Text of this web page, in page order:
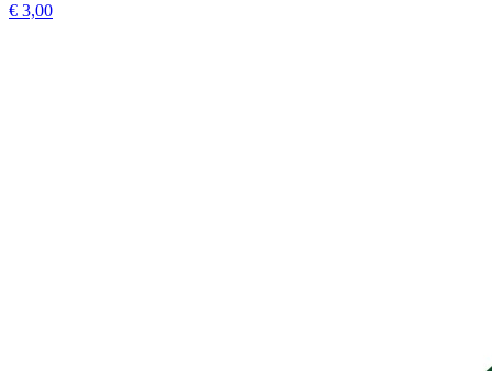
€ 3,00